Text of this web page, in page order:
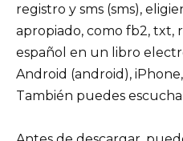
registro y sms (sms),
apropiado, como fb2, txt,
español en un libro
Android (android),
También puedes